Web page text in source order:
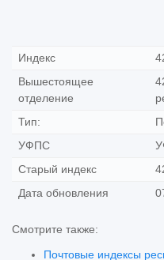
Индекс
Вышестоящее
отделение
Тип:
УФПС
Старый индекс
Дата обновления
Смотрите также:
Почтовые индексы